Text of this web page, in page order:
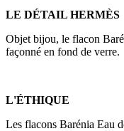
LE DÉTAIL HERMÈS
Objet bijou, le flacon
façonné en fond de verre.
L'ÉTHIQUE
Les flacons Barénia Eau